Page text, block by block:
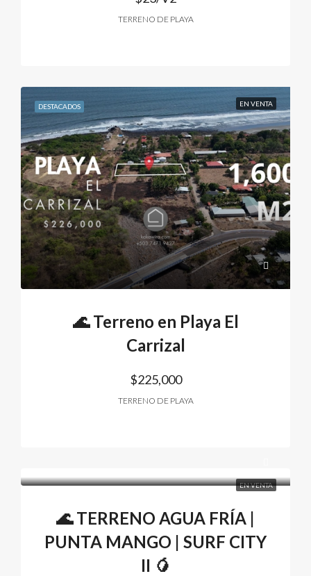
TERRENO DE PLAYA
DESTACADOS EN VENTA
🌊 Terreno en Playa El
Carrizal
$225,000
TERRENO DE PLAYA
EN VENTA
🌊 TERRENO AGUA FRÍA |
PUNTA MANGO | SURF CITY
II 🥭